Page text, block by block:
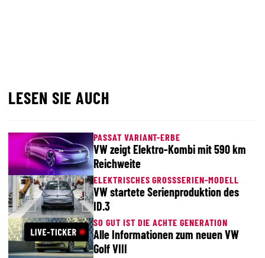
LESEN SIE AUCH
PASSAT VARIANT-ERBE
VW zeigt Elektro-Kombi mit 590 km
Reichweite
ELEKTRISCHES GROSSSERIEN-MODELL
VW startete Serienproduktion des
ID.3
SO GUT IST DIE ACHTE GENERATION
Alle Informationen zum neuen VW
Golf VIII